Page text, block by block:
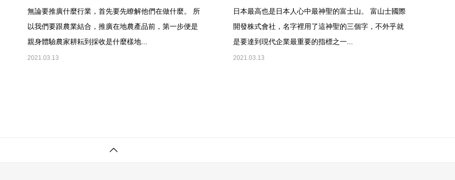
無論要推廣什麼行業，首先要先瞭解他們在做什麼。 所
以我們要跟農業結合，推廣在地農產品前，第一步便是
親身體驗農家耕耘到採收是什麼樣地...
2021.03.13
日本最高也是日本人心中最神聖的富士山。 富山士國際
開發株式會社，名字裡用了這神聖的三個字，不外乎就
是要達到現代企業最重要的指標之一...
2021.03.13